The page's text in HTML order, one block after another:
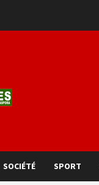
SOCIÉTÉ SPORT